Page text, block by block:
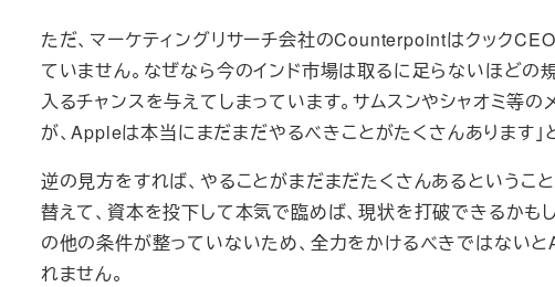
ただ、マーケティングリサーチ会社のCounterpointはクック
ていません。なぜなら今のインド市場は取るに足らないほど
入るチャンスを与えてしまっています。サムスンやシャオミ等
が、Appleは本当にまだまだやるべきことがたくさんあります」
逆の見方をすれば、やることがまだまだたくさんあるというこ
替えて、資本を投下して本気で臨めば、現状を打破できるかも
の他の条件が整っていないため、全力をかけるべきではない
れません。